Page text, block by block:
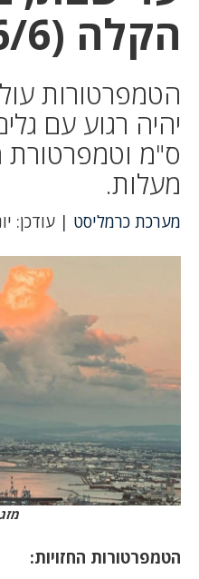
הקלה (6/6)
הטמפרטורות
מעלות.
מערכת כרמליסט | עודכן: יוני 6,
הטמפרטורות החזויות: